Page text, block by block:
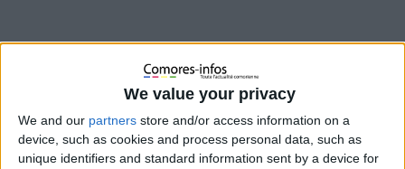
We value your privacy
We and our partners store and/or access information on a
device, such as cookies and process personal data, such as
unique identifiers and standard information sent by a device for